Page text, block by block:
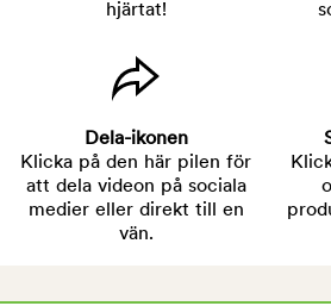
hjärtat!
Dela-ikonen
Klicka på den här pilen för
att dela videon på sociala
medier eller direkt till en
vän.